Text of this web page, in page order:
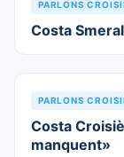
PARLONS
Costa
PARLONS
Costa
manquent»